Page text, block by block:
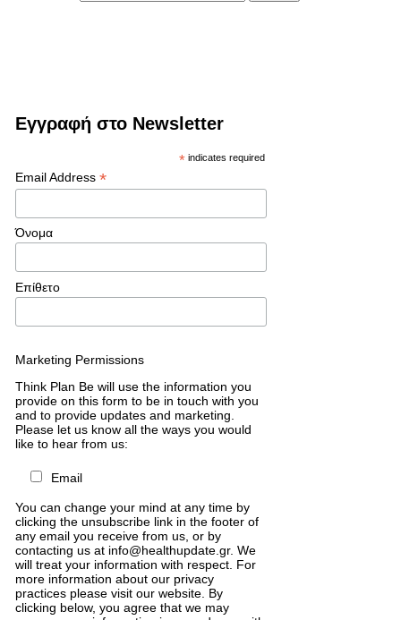
Εγγραφή στο Newsletter
* indicates required
Email Address *
Όνομα
Επίθετο
Marketing Permissions
Think Plan Be will use the information you
provide on this form to be in touch with you
and to provide updates and marketing.
Please let us know all the ways you would
like to hear from us:
Email
You can change your mind at any time by
clicking the unsubscribe link in the footer of
any email you receive from us, or by
contacting us at info@healthupdate.gr. We
will treat your information with respect. For
more information about our privacy
practices please visit our website. By
clicking below, you agree that we may